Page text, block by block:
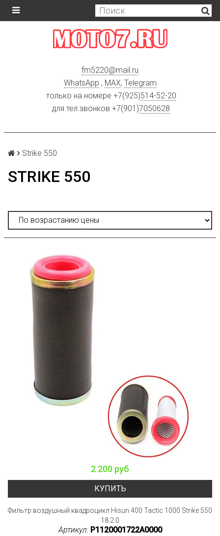
fm5220@mail.ru
WhatsApp , MAX, Telegram
только на номере +7(925)514-52-20
для тел.звонков +7(901)7050628
Strike 550
STRIKE 550
2 200 руб
КУПИТЬ
Фильтр воздушный квадроцикл Hisun 400 Tactic 1000 Strike 550
18.2.0
Артикул: P1120001722A0000